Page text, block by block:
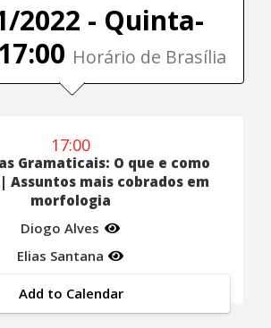
2022 - Quinta-
Horário de Brasília
17:00
Gramaticais: O que e como
Assuntos mais cobrados em
morfologia
Diogo Alves
Elias Santana
Add to Calendar